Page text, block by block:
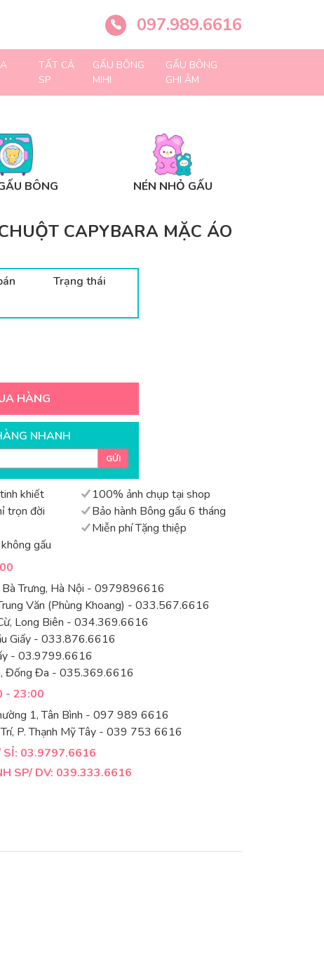
097.989.6616
TẤT CẢ
SP
GẤU BÔNG
MIHI
GẤU BÔNG
GHI ÂM
BÔNG NÉN NHỎ GẤU
CAPYBARA MẶC ÁO
Trạng thái
HÀNG
NHANH
GỬI
khiết
100% ảnh chụp tại shop
trọn đời
Bảo hành Bông gấu 6 tháng
Miễn phí Tặng thiệp
gấu
Bà Trưng, Hà Nội - 0979896616
Văn (Phùng Khoang) - 033.567.6616
Long Biên - 034.369.6616
Giấy - 033.876.6616
- 03.9799.6616
Đống Đa - 035.369.6616
- 23:00
1, Tân Bình - 097 989 6616
P. Thạnh Mỹ Tây - 039 753 6616
SỈ: 03.9797.6616
SP/ DV: 039.333.6616